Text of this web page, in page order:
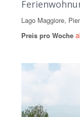
Lago Maggiore,
Preis pro Woche